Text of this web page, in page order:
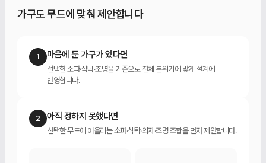
가구도 무드에 맞춰 제안합니다
1 마음에 둔 가구가 있다면
선택한 소파·식탁·조명을 기준으로 전체 분위기에 맞게 설계에
반영합니다.
2 아직 정하지 못했다면
선택한 무드에 어울리는 소파·식탁·의자·조명 조합을 먼저 제안합니다.